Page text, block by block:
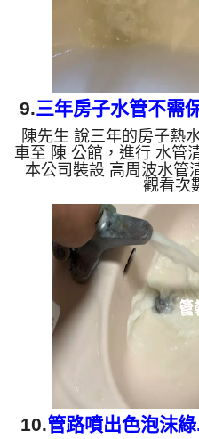
9.三年房子水管不需
洗
陳先生 說三年的房子熱
車至 陳 公館，進行 水管
本公司裝設 高周波水管
管，等了約15分，開啟
式，一洗水管就流出泡沫
多小時後，出水量恢復
化，會產生鐵鏽跟泥沙堆
色，地下水含有氧化錳，
出來的水會跟石油一樣黑
為裡面有銅的物質，生鏽
是因為水
觀看次
10.管路噴出色泡沫